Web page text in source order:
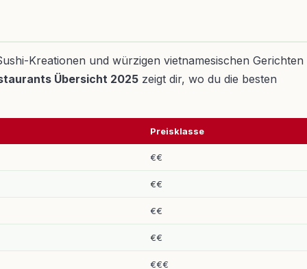
Kreationen und würzigen vietnamesischen Gerichten
Übersicht 2025 zeigt dir, wo du die besten
Preisklasse
€€
€€
€€
€€
€€€